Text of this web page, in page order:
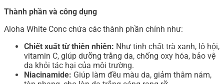
Thành phần và công dụng
Aloha White Conc chứa các thành phần chính như:
Chiết xuất từ thiên nhiên: Như tinh chất trà xanh, lô hội,
vitamin C, giúp dưỡng trắng da, chống oxy hóa, bảo vệ
da khỏi tác hại của môi trường.
Niacinamide: Giúp làm đều màu da, giảm thâm nám,